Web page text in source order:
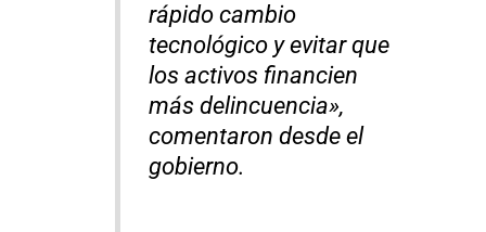
rápido cambio
tecnológico y evitar que
los activos financien
más delincuencia»,
comentaron desde el
gobierno.